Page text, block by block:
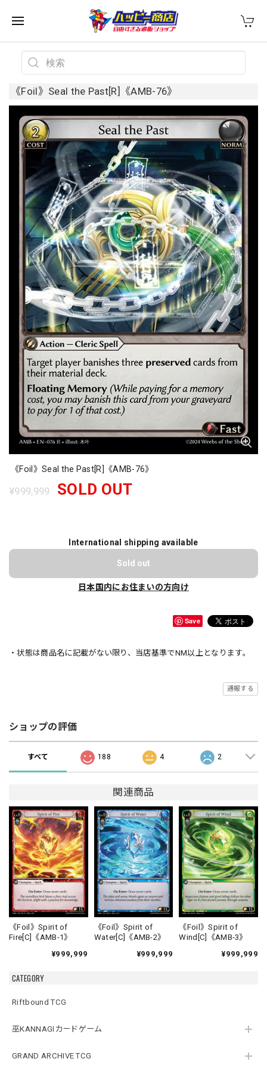
CATEGORY
Riftbound TCG
巫KANNAGIカードゲーム
GRAND ARCHIVE TCG
《Foil》Seal the Past[R]《AMB-76》
《Foil》Seal the Past[R]《AMB-76》
¥999,999 SOLD OUT
International shipping available
Sold out
日本国内にお住まいの方向け
Save
・状態は商品名に記載がない限り、当店基準でNM以上となります。
通報する
ショップの評価
すべて 188 4 2
関連商品
《Foil》Spirit of
Fire[C]《AMB-1》
¥999,999
《Foil》Spirit of
Water[C]《AMB-2》
¥999,999
《Foil》Spirit of
Wind[C]《AMB-3》
¥999,999